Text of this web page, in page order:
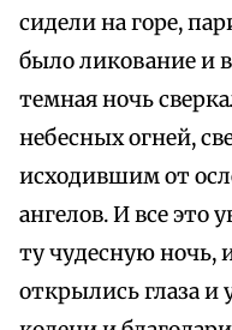
сидели на горе,
было ликование и
темная ночь
небесных огней,
исходившим от
ангелов. И все это
ту чудесную ночь,
открылись глаза и